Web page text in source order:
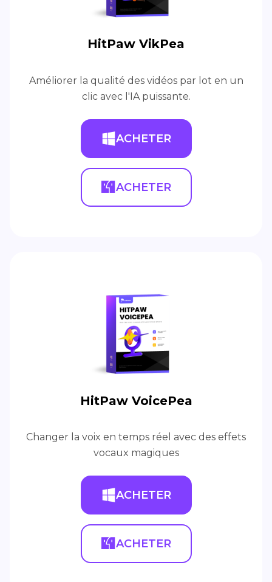
HitPaw VikPea
Améliorer la qualité des vidéos par lot en un
clic avec l'IA puissante.
ACHETER
ACHETER
HitPaw VoicePea
Changer la voix en temps réel avec des effets
vocaux magiques
ACHETER
ACHETER